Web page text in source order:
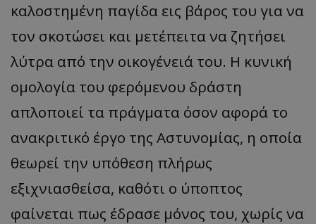
καλοστημένη παγίδα εις βάρος του για να
τον σκοτώσει και μετέπειτα να ζητήσει
λύτρα από την οικογένειά του. Η κυνική
ομολογία του φερόμενου δράστη
απλοποιεί τα πράγματα όσον αφορά το
ανακριτικό έργο της Αστυνομίας, η οποία
θεωρεί την υπόθεση πλήρως
εξιχνιασθείσα, καθότι ο ύποπτος
φαίνεται πως έδρασε μόνος του, χωρίς να